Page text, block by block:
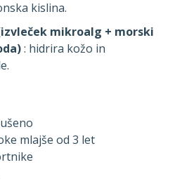
kislina.
mikroalg + morski
: hidrira kožo in
mlajše od 3 let